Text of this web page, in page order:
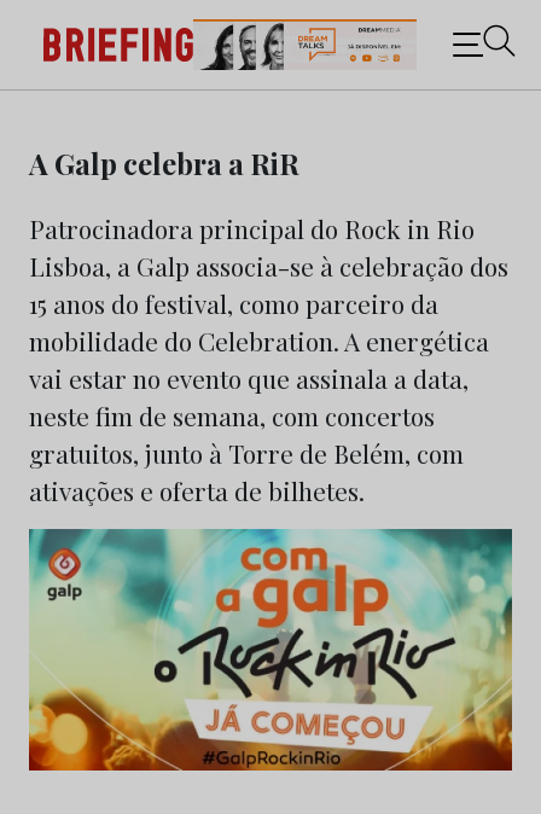
content
Briefing: Todas as notícias sobre os negócios do
Marketing e da Publicidade
A Galp celebra a RiR
Patrocinadora principal do Rock in Rio
Lisboa, a Galp associa-se à celebração dos
15 anos do festival, como parceiro da
mobilidade do Celebration. A energética
vai estar no evento que assinala a data,
neste fim de semana, com concertos
gratuitos, junto à Torre de Belém, com
ativações e oferta de bilhetes.